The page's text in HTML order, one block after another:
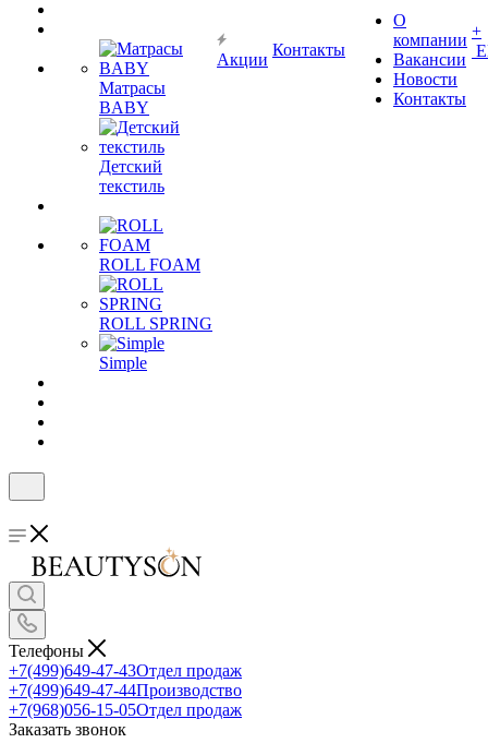
Матрасы
BABY
Детский
текстиль
ROLL FOAM
ROLL SPRING
Simple
Акции
Контакты
О
компании
Вакансии
Новости
Контакты
+
Телефоны
+7(499)649-47-43Отдел продаж
+7(499)649-47-44Производство
+7(968)056-15-05Отдел продаж
Заказать звонок